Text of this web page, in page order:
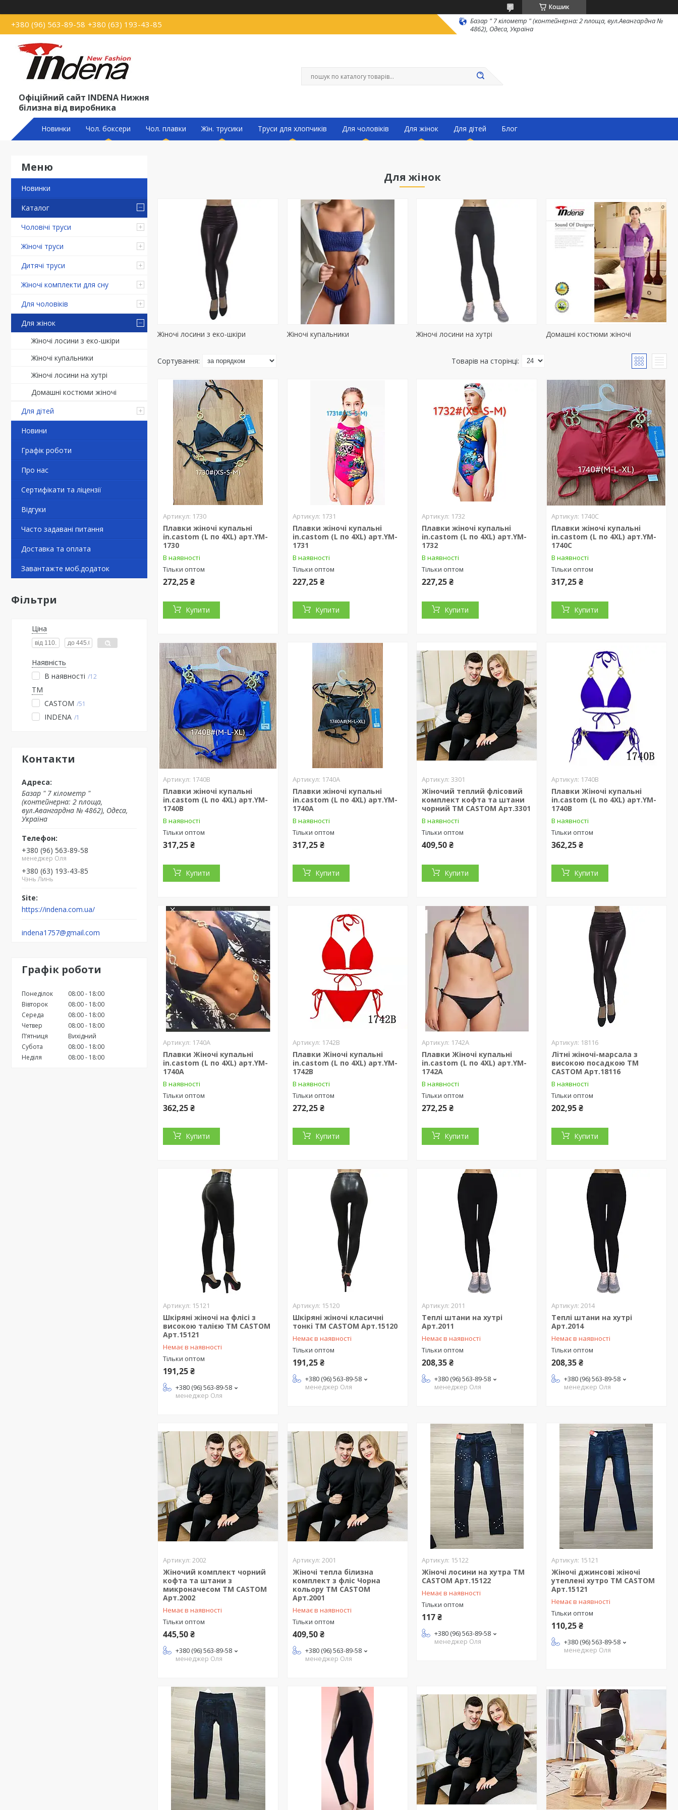
Кошик
+380 (96) 563-89-58 +380 (63) 193-43-85
Базар " 7 кілометр " (контейнерна: 2 площа, вул.Авангардна №
4862), Одеса, Україна
Офіційний сайт INDENA Нижня
білизна від виробника
Новинки Чол. боксери Чол. плавки Жін. трусики Труси для хлопчиків Для чоловіків Для жінок Для дітей Блог
Новинки
Каталог
Чоловічі труси
Жіночі труси
Дитячі труси
Жіночі комплекти для сну
Для чоловіків
Для жінок
Жіночі лосини з еко-шкіри
Жіночі купальники
Жіночі лосини на хутрі
Домашні костюми жіночі
Для дітей
Новини
Графік роботи
Про нас
Сертифікати та ліцензії
Відгуки
Часто задавані питання
Доставка та оплата
Завантажте моб.додаток
Фільтри
Ціна
Наявність
В наявності
12
TM
CASTOM 51
INDENA 1
Контакти
Базар " 7 кілометр "
(контейнерна: 2 площа,
вул.Авангардна № 4862), Одеса,
Україна
+380 (96) 563-89-58
менеджер Оля
+380 (63) 193-43-85
Чэнь Линь
https://indena.com.ua/
indena1757@gmail.com
Графік роботи
Понеділок 08:00
18:00
Вівторок
08:00
18:00
Середа
08:00
18:00
Четвер
08:00
18:00
Пʼятниця
Вихідний
Субота
08:00
18:00
Неділя
08:00 18:00
Для жінок
Жіночі лосини з еко-шкіри Жіночі купальники Жіночі лосини на хутрі Домашні костюми жіночі
1730
Плавки жіночі купальні
in.castom (L по 4XL) арт.YM-
1730
В наявності
Тільки оптом
272,25 ₴
Купити
1731
Плавки жіночі купальні
in.castom (L по 4XL) арт.YM-
1731
В наявності
Тільки оптом
227,25 ₴
Купити
1732
Плавки жіночі купальні
in.castom (L по 4XL) арт.YM-
1732
В наявності
Тільки оптом
227,25 ₴
Купити
1740C
Плавки жіночі купальні
in.castom (L по 4XL) арт.YM-
1740C
В наявності
Тільки оптом
317,25 ₴
Купити
1740B
Плавки жіночі купальні
in.castom (L по 4XL) арт.YM-
1740B
В наявності
Тільки оптом
317,25 ₴
Купити
1740A
Плавки жіночі купальні
in.castom (L по 4XL) арт.YM-
1740A
В наявності
Тільки оптом
317,25 ₴
Купити
3301
Жіночий теплий флісовий
комплект кофта та штани
чорний ТМ CASTOM Арт.3301
В наявності
Тільки оптом
409,50 ₴
Купити
1740B
Плавки Жіночі купальні
in.castom (L по 4XL) арт.YM-
1740B
В наявності
Тільки оптом
362,25 ₴
Купити
1740A
Плавки Жіночі купальні
in.castom (L по 4XL) арт.YM-
1740A
В наявності
Тільки оптом
362,25 ₴
Купити
1742B
Плавки Жіночі купальні
in.castom (L по 4XL) арт.YM-
1742B
В наявності
Тільки оптом
272,25 ₴
Купити
1742A
Плавки Жіночі купальні
in.castom (L по 4XL) арт.YM-
1742A
В наявності
Тільки оптом
272,25 ₴
Купити
18116
Літні жіночі-марсала з
високою посадкою ТМ
CASTOM Арт.18116
В наявності
Тільки оптом
202,95 ₴
Купити
15121
Шкіряні жіночі на флісі з
високою талією ТМ CASTOM
Арт.15121
Немає в наявності
Тільки оптом
191,25 ₴
+380 (96) 563-89-58
менеджер Оля
15120
Шкіряні жіночі класичні
тонкі ТМ CASTOM Арт.15120
Немає в наявності
Тільки оптом
191,25 ₴
+380 (96) 563-89-58
менеджер Оля
2011
Теплі штани на хутрі
Арт.2011
Немає в наявності
Тільки оптом
208,35 ₴
+380 (96) 563-89-58
менеджер Оля
2014
Теплі штани на хутрі
Арт.2014
Немає в наявності
Тільки оптом
208,35 ₴
+380 (96) 563-89-58
менеджер Оля
2002
Жіночий комплект чорний
кофта та штани з
микроначесом ТМ CASTOM
Арт.2002
Немає в наявності
Тільки оптом
445,50 ₴
+380 (96) 563-89-58
менеджер Оля
2001
Жіночі тепла білизна
комплект з фліс Чорна
кольору ТМ CASTOM
Арт.2001
Немає в наявності
Тільки оптом
409,50 ₴
+380 (96) 563-89-58
менеджер Оля
15122
Жіночі лосини на хутра ТМ
CASTOM Арт.15122
Немає в наявності
Тільки оптом
117 ₴
+380 (96) 563-89-58
менеджер Оля
15121
Жіночі джинсові жіночі
утеплені хутро ТМ CASTOM
Арт.15121
Немає в наявності
Тільки оптом
110,25 ₴
+380 (96) 563-89-58
менеджер Оля